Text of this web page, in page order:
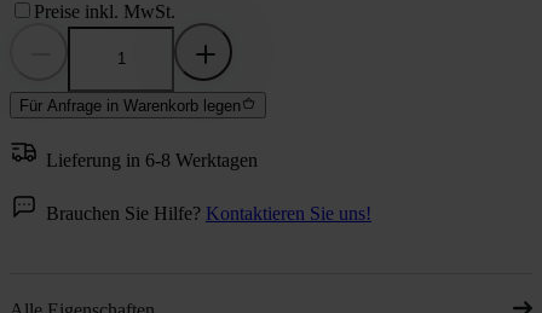
Preise inkl. MwSt.
Für Anfrage in Warenkorb legen
Lieferung in 6-8 Werktagen
Brauchen Sie Hilfe? Kontaktieren Sie uns!